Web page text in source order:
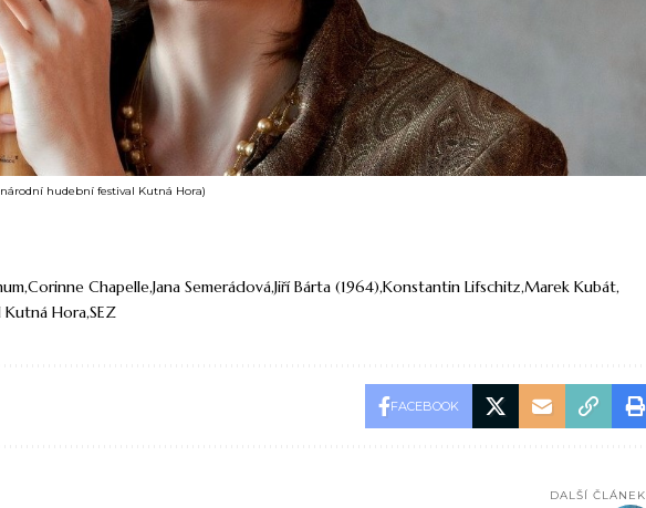
hudební festival Kutná Hora)
Corinne ChapelleJana SemerádováJiří Bárta (1964) Konstantin Lifschitz Marek Kubát
HoraSEZ
FACEBOOK
DALŠÍ ČLÁNEK